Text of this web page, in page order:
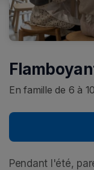
En famille de 6 à
Pendant l'été,